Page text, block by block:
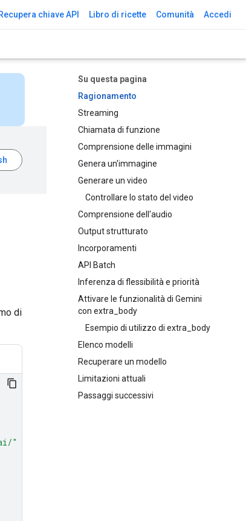
Recupera chiave API Libro di ricette Comunità Accedi
Su questa pagina
Ragionamento
Streaming
Chiamata di funzione
Comprensione delle immagini
Genera un'immagine
Generare un video
Controllare lo stato del video
Comprensione dell'audio
Output strutturato
Incorporamenti
API Batch
Inferenza di flessibilità e priorità
Attivare le funzionalità di Gemini
con extra_body
Esempio di utilizzo di extra_body
Elenco modelli
Recuperare un modello
Limitazioni attuali
Passaggi successivi
di
"